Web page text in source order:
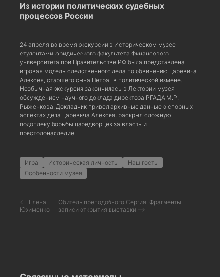
Из истории политических судебных
процессов России
24 апреля во время экскурсии в Историческом музее
студентами юридического факультета Финансового
университета при Правительстве РФ была представлена
игровая модель следственного дела по обвинению царевича
Алексея, старшего сына Петра I в политической измене.
Необычная экскурсия закончилась в Лектории музея
обсуждением научного доклада директора РГАДА М.Р.
Рыженкова. Докладчик привел архивные данные о спорных
аспектах дела царевича Алексея, раскрыл сложную
подоплеку борьбы царедворцев за власть и
престолонаследие.
Игра Историческая личность
Наш гость
Особенности музея
⟵ Елена
Юхименко
Обитель преподобного Сергия. Фрагменты
записи открытия выставки ⟶